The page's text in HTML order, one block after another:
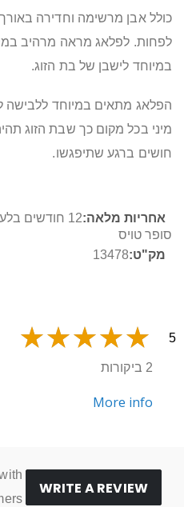
כולל אבן מרשימה וחדירה
לפחות. לפלאג מראה מרהיב
במיוחד לישבן של בת הזוג.
הפלאג מתאים במיוחד ללבישה
מיני בכל מקום כך שבת הזוג
חושים ברגע שתיפגשו.
מידע
נוסף
12 חודשים
סופר טויס
13478
5
2 ביקורות
More info
WRITE A REVIEW